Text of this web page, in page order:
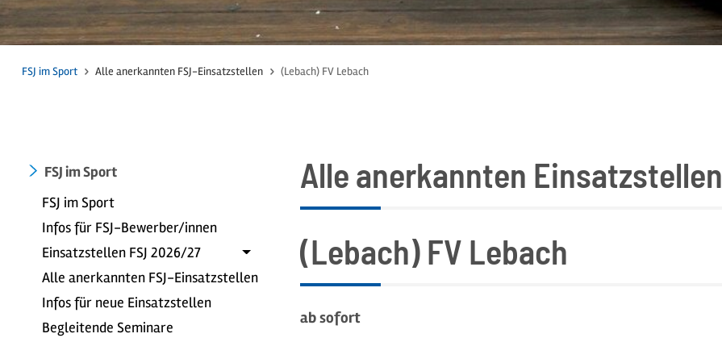
FSJ im Sport Alle anerkannten FSJ-Einsatzstellen (Lebach) FV Lebach
FSJ im Sport
FSJ im Sport
Infos für FSJ-Bewerber/innen
Einsatzstellen FSJ 2026/27
Alle anerkannten FSJ-Einsatzstellen
Infos für neue Einsatzstellen
Begleitende Seminare
Alle anerkannten Einsatzstellen
(Lebach) FV Lebach
ab sofort